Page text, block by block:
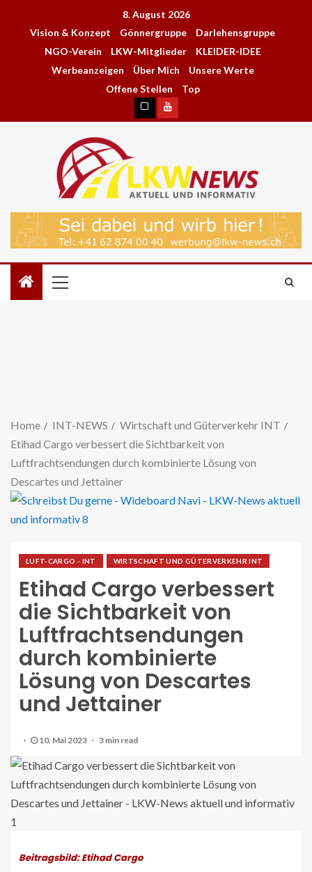
8. August 2026
Vision & Konzept
Gönnergruppe
Darlehensgruppe
NGO-Verein
LKW-Mitglieder
KLEIDER-IDEE
Werbeanzeigen
Über Mich
Unsere Werte
Offene Stellen
Top
Home INT-NEWS
Wirtschaft und Güterverkehr INT
Etihad Cargo verbessert die Sichtbarkeit von
Luftfrachtsendungen durch kombinierte Lösung von
Descartes und Jettainer
LUFT-CARGO - INT WIRTSCHAFT UND GÜTERVERKEHR INT
Etihad Cargo verbessert
die Sichtbarkeit von
Luftfrachtsendungen
durch kombinierte
Lösung von Descartes
und Jettainer
10. Mai 2023 3 min read
Beitragsbild: Etihad Cargo